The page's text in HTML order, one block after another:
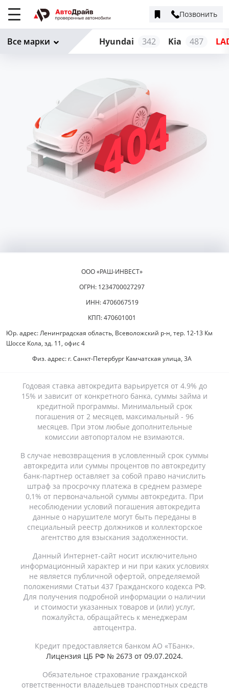
Позвонить
Hyundai 342 Kia 487
Все марки
ООО «РАШ-ИНВЕСТ»
ОГРН: 1234700027297
ИНН: 4706067519
КПП: 470601001
Юр. адрес: Ленинградская область, Всеволожский р-н, тер. 12-13 Км
Шоссе Кола, зд. 11, офис 4
Физ. адрес: г. Санкт-Петербург Камчатская улица, 3А
Годовая ставка автокредита варьируется от 4.9% до
15% и зависит от конкретного банка, суммы займа и
кредитной программы. Минимальный срок
погашения от 2 месяцев, максимальный - 96
месяцев. При этом любые дополнительные
комиссии автопорталом не взимаются.
В случае невозвращения в условленный срок суммы
автокредита или суммы процентов по автокредиту
банк-партнер оставляет за собой право начислить
штраф за просрочку платежа в среднем размере
0,1% от первоначальной суммы автокредита. При
несоблюдении условий погашения автокредита
данные о нарушителе могут быть переданы в
специальный реестр должников и коллекторское
агентство для взыскания задолженности.
Данный Интернет-сайт носит исключительно
информационный характер и ни при каких условиях
не является публичной офертой, определяемой
положениями Статьи 437 Гражданского кодекса РФ.
Для получения подробной информации о наличии
и стоимости указанных товаров и (или) услуг,
пожалуйста, обращайтесь к менеджерам
автоцентра.
Кредит предоставляется банком АО «ТБанк».
Лицензия ЦБ РФ № 2673 от 09.07.2024.
Обязательное страхование гражданской
ответственности владельцев транспортных средств